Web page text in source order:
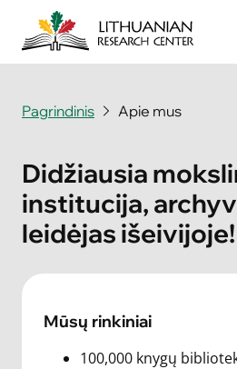
Archyvai
Periodika
Naujienos
Aukoti
Pagrindinis Apie mus
Didžiausia
institucija,
leidėjas išeivijoje!
Mūsų rinkiniai
100,000 knygų